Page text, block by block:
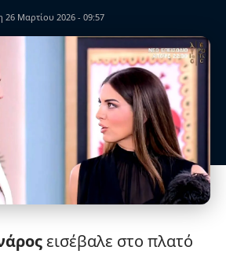
26 Μαρτίου 2026 - 09:57
εισέβαλε στο πλατό